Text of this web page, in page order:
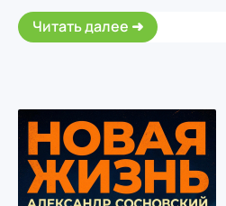
Читать далее